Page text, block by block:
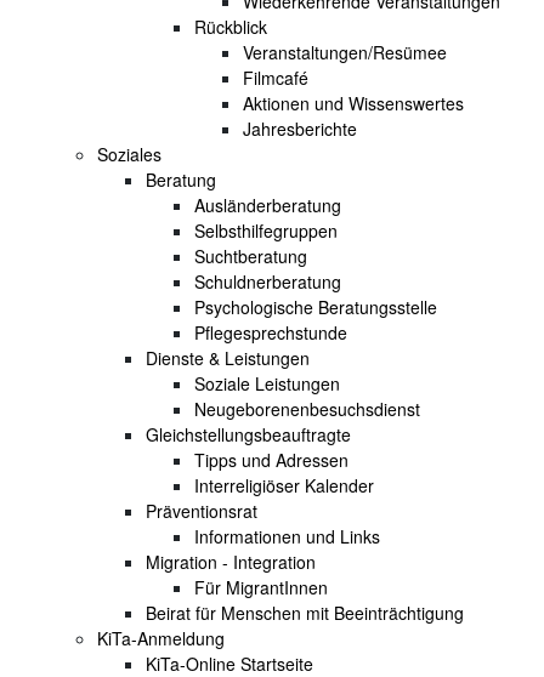
Rückblick
Veranstaltungen/Resümee
Filmcafé
Aktionen und Wissenswertes
Jahresberichte
Soziales
Beratung
Ausländerberatung
Selbsthilfegruppen
Suchtberatung
Schuldnerberatung
Psychologische Beratungsstelle
Pflegesprechstunde
Dienste & Leistungen
Soziale Leistungen
Neugeborenenbesuchsdienst
Gleichstellungsbeauftragte
Tipps und Adressen
Interreligiöser Kalender
Präventionsrat
Informationen und Links
Migration - Integration
Für MigrantInnen
Beirat für Menschen mit Beeinträchtigung
KiTa-Anmeldung
KiTa-Online Startseite